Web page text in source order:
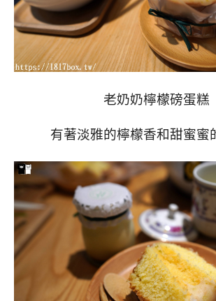
老奶奶檸檬磅蛋糕
有著淡雅的檸檬香和甜蜜蜜